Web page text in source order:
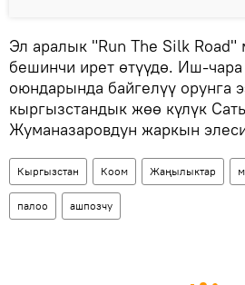
Эл аралык "Run The Silk
бешинчи ирет өтүүдө. Иш-
оюндарында байгелүү орунга
кыргызстандык жөө күлүк
Жуманазаровдун жаркын
Кыргызстан Коом Жаңылыктар
палоо ашпозчу